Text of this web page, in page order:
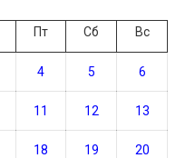
Пт Сб Вс
4 5 6
11 12 13
18 19 20